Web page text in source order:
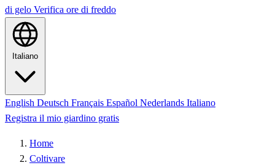
di gelo Verifica ore di freddo
Italiano
English Deutsch Français Español Nederlands Italiano
Registra il mio giardino gratis
Home
Coltivare